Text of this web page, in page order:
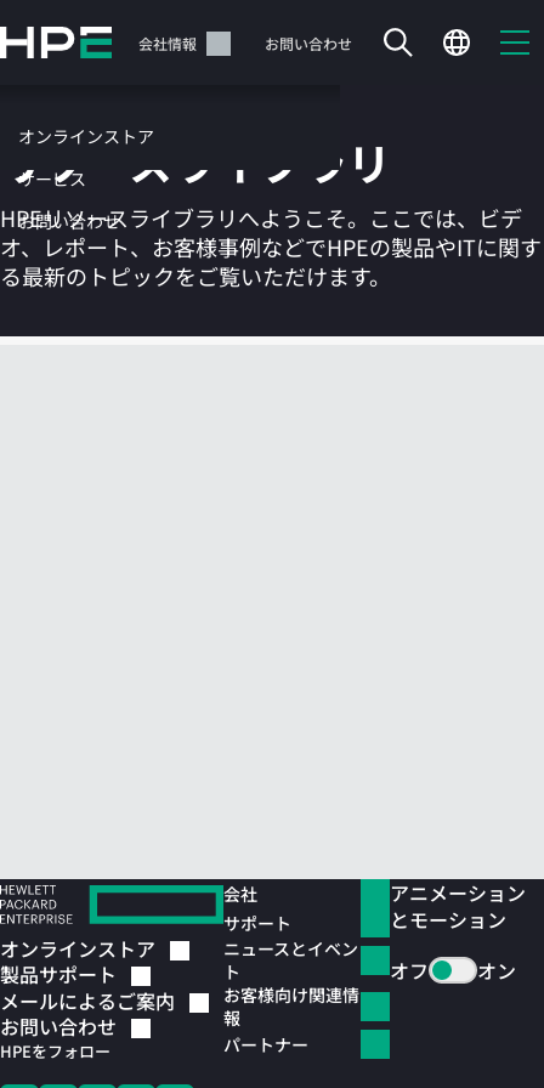
イ
テ
ツ
に
ス
ッ
サポート 会社情報 お問い合わせ
オンラインストア
サービス
お問い合わせ
カートは空です
リソースライブラリ
HPEリソースライブラリへようこそ。ここでは、ビデ
オ、レポート、お客様事例などでHPEの製品やITに関す
る最新のトピックをご覧いただけます。
オンラインストア
製品サポート
メールによるご案内
お問い合わせ
HPEをフォロー
会社
サポート
ニュースとイベン
ト
お客様向け関連情
報
パートナー
アニメーション
とモーション
オフ
オン